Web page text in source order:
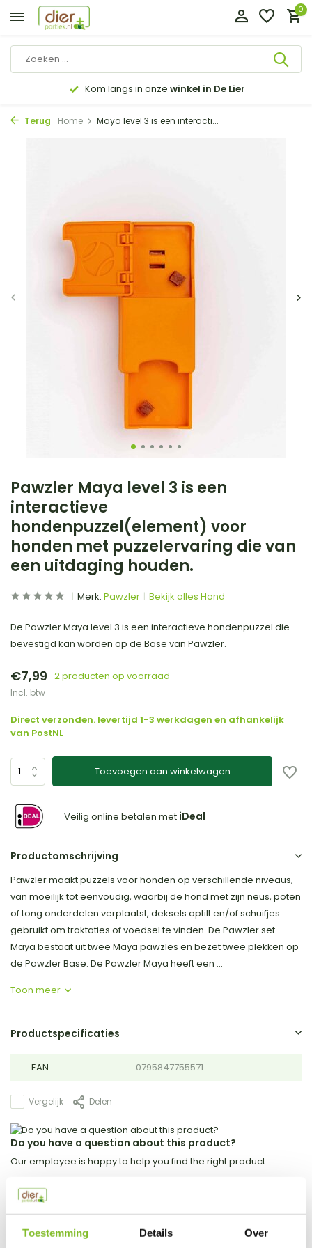
Toestemming Details Over
0
Kom langs in onze winkel in De Lier
Terug Home Maya level 3 is een interacti...
Pawzler Maya level 3 is een
interactieve
hondenpuzzel(element) voor
honden met puzzelervaring die van
een uitdaging houden.
Merk: Pawzler Bekijk alles Hond
De Pawzler Maya level 3 is een interactieve hondenpuzzel die
bevestigd kan worden op de Base van Pawzler.
€7,99 2 producten op voorraad
Incl. btw
Direct verzonden. levertijd 1-3 werkdagen en afhankelijk
van PostNL
Toevoegen aan winkelwagen
Veilig online betalen met iDeal
Productomschrijving
Pawzler maakt puzzels voor honden op verschillende niveaus,
van moeilijk tot eenvoudig, waarbij de hond met zijn neus, poten
of tong onderdelen verplaatst, deksels optilt en/of schuifjes
gebruikt om traktaties of voedsel te vinden. De Pawzler set
Maya bestaat uit twee Maya pawzles en bezet twee plekken op
de Pawzler Base. De Pawzler Maya heeft een ...
Toon meer
Productspecificaties
EAN 0795847755571
Vergelijk Delen
Do you have a question about this product?
Our employee is happy to help you find the right product
Send mail
This product is available in the following variants: